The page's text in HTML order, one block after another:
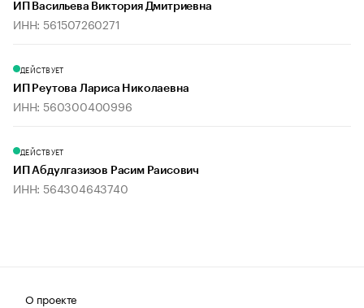
ИП Васильева Виктория Дмитриевна
ИНН: 561507260271
ДЕЙСТВУЕТ
ИП Реутова Лариса Николаевна
ИНН: 560300400996
ДЕЙСТВУЕТ
ИП Абдулгазизов Расим Раисович
ИНН: 564304643740
О проекте